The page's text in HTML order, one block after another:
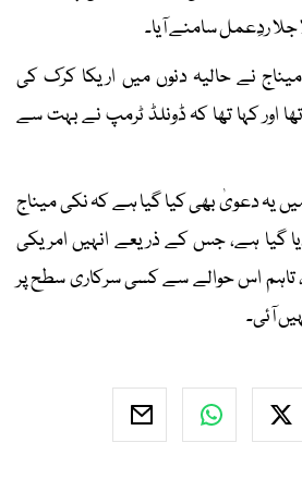
ردِعمل سامنے آیا۔
نے حالیہ دنوں میں اریکا کرک کی
اور کہا تھا کہ ڈونلڈ ٹرمپ نے بہت سے
یہ دعویٰ بھی کیا گیا ہے کہ نکی میناج
دیا گیا ہے، جس کے ذریعے انہیں امریکی
اس حوالے سے کسی سرکاری سطح پر
آئی۔